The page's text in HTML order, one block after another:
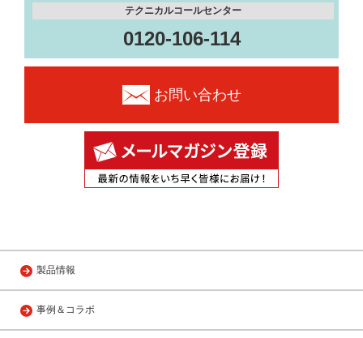
テクニカルコールセンター
0120-106-114
お問い合わせ
製品情報
事例＆コラボ